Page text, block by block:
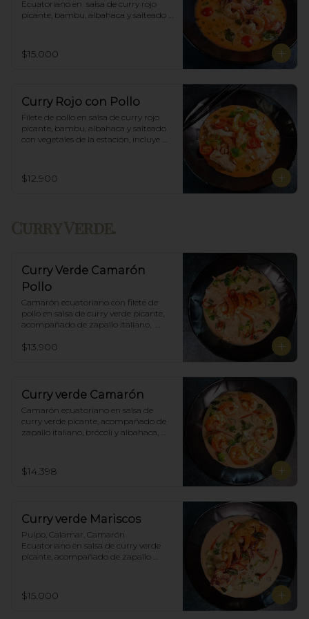
Ecuatoriano en  salsa de curry rojo
picante, bambu, albahaca y salteado
$15.000
Curry Rojo con Pollo
Filete de pollo en salsa de curry rojo
picante, bambu, albahaca y salteado
con vegetales de la estación, incluye
$12.900
Curry Verde.
Curry Verde Camarón
Pollo
Camarón ecuatoriano con filete de
pollo en salsa de curry verde picante,
acompañado de zapallo italiano,
arroz blanco.
$13.900
Curry verde Camarón
Camarón ecuatoriano en salsa de
curry verde picante, acompañado de
zapallo italiano, brócoli y albahaca,
$14.398
Curry verde Mariscos
Pulpo, Calamar, Camarón
Ecuatoriano en salsa de curry verde
picante, acompañado de zapallo
$15.000